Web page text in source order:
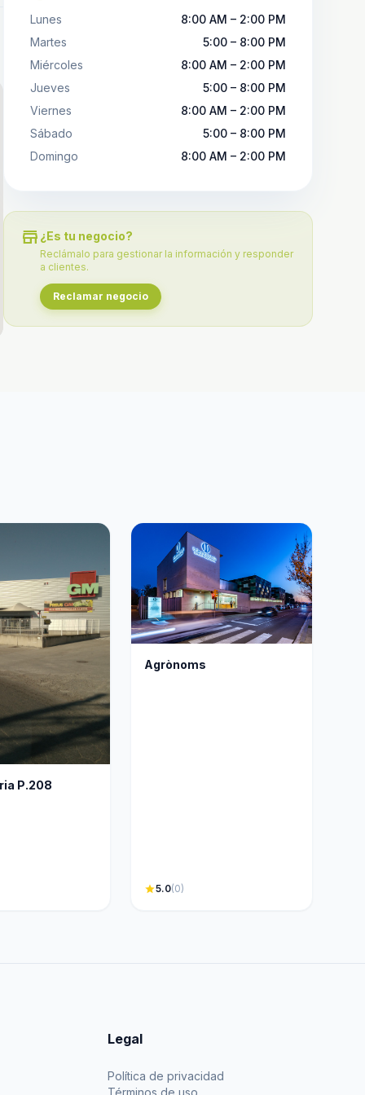
Lunes
8:00 AM – 2:00 PM
Martes
5:00 – 8:00 PM
Miércoles
8:00 AM – 2:00 PM
Jueves
5:00 – 8:00 PM
Viernes
8:00 AM – 2:00 PM
Sábado
5:00 – 8:00 PM
Domingo
8:00 AM – 2:00 PM
store ¿Es tu negocio?
Reclámalo para gestionar la información y responder
a clientes.
Reclamar negocio
P.208
Agrònoms
star5.0(0)
Legal
Política de privacidad
Términos de uso